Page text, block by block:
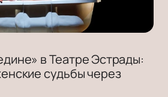
в Театре Эстрады:
судьбы через